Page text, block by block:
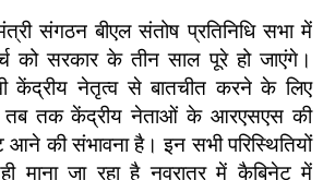
संगठन बीएल संतोष प्रतिनिधि सभा में
को सरकार के तीन साल पूरे हो जाएंगे।
केंद्रीय नेतृत्व से बातचीत करने के लिए
तब तक केंद्रीय नेताओं के आरएसएस की
आने की संभावना है। इन सभी परिस्थितियों
माना जा रहा है नवरात्र में कैबिनेट में